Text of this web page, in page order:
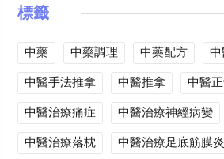
標籤
中藥 中藥調理 中藥配方
中醫手法推拿
中醫推拿 中醫
中醫治療痛症
中醫治療神經病變
中醫治療落枕
中醫治療足底筋膜炎